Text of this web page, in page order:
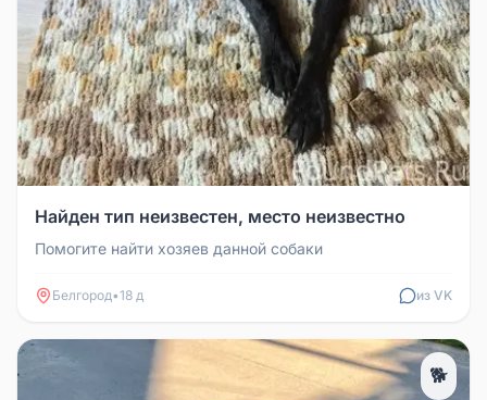
Найден тип неизвестен, место неизвестно
Помогите найти хозяев данной собаки
Белгород•18 д из VK
🐕